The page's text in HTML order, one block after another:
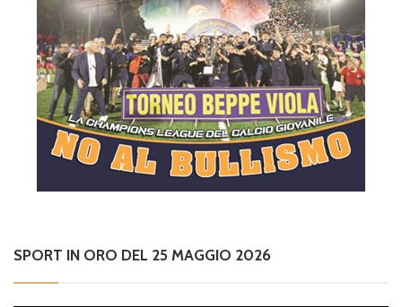
SPORT IN ORO DEL 25 MAGGIO 2026